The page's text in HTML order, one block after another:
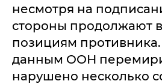
несмотря на
стороны продолжают
позициям
данным ООН
нарушено несколько